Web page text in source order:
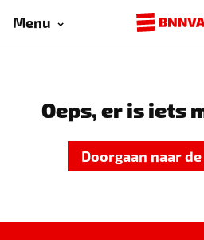
Menu
Oeps, er is iets
Doorgaan naar